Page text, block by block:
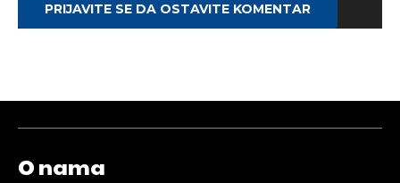
PRIJAVITE SE DA OSTAVITE KOMENTAR
O nama